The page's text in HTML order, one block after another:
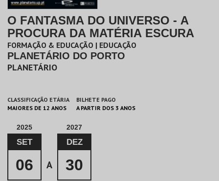
O FANTASMA DO UNIVERSO - A
PROCURA DA MATÉRIA ESCURA
FORMAÇÃO & EDUCAÇÃO | EDUCAÇÃO
PLANETÁRIO DO PORTO
PLANETÁRIO
CLASSIFICAÇÃO ETÁRIA
MAIORES DE 12 ANOS
BILHETE PAGO
A PARTIR DOS 3 ANOS
2025
SET
06 A
2027
DEZ
30